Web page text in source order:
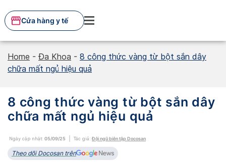
to
content
Cửa hàng y tế
Home - Đa Khoa - 8 công thức vàng từ bột sắn dây
chữa mất ngủ hiệu quả
8 công thức vàng từ bột sắn dây
chữa mất ngủ hiệu quả
Ngày cập nhật: 05/09/25 Tác giả: Đội ngũ biên tập Docosan
Theo dõi Docosan trên